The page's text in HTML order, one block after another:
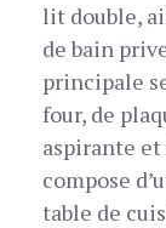
lit double,
de bain
principale
four, de
aspirante et
compose
table de